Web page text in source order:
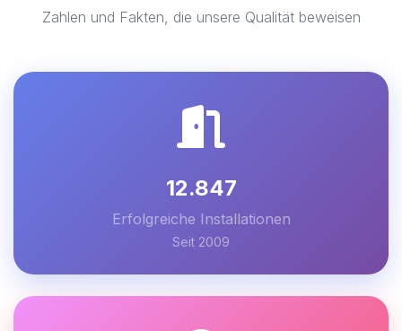
Zahlen und Fakten, die unsere Qualität beweisen
12.847
Erfolgreiche Installationen
Seit 2009